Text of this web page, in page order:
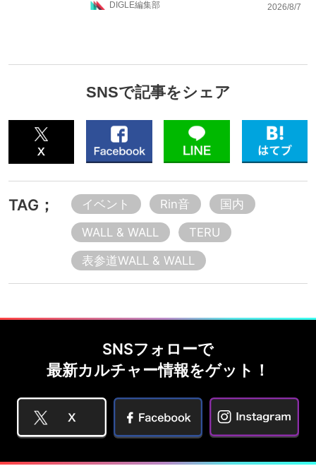
DIGLE編集部 2026/8/7
SNSで記事をシェア
TAG； イベント Rin音
国内
WALL & WALL
TERU
表参道WALL & WALL
SNSフォローで
最新カルチャー情報をゲット！